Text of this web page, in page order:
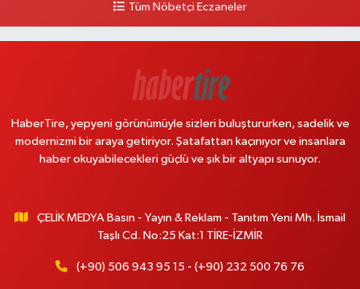
Tüm Nöbetçi Eczaneler
HaberTire, yepyeni görünümüyle sizleri buluştururken, sadelik ve
modernizmi bir araya getiriyor. Şatafattan kaçınıyor ve insanlara
haber okuyabilecekleri güçlü ve şık bir altyapı sunuyor.
ÇELİK MEDYA Basın - Yayın & Reklam - Tanıtım Yeni Mh. İsmail
Taşlı Cd. No:25 Kat:1 TİRE-İZMİR
(+90) 506 943 95 15 - (+90) 232 500 76 76